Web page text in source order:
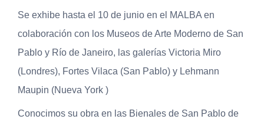
Se exhibe hasta el 10 de junio en el MALBA en
colaboración con los Museos de Arte Moderno de San
Pablo y Río de Janeiro, las galerías Victoria Miro
(Londres), Fortes Vilaca (San Pablo) y Lehmann
Maupin (Nueva York )
Conocimos su obra en las Bienales de San Pablo de